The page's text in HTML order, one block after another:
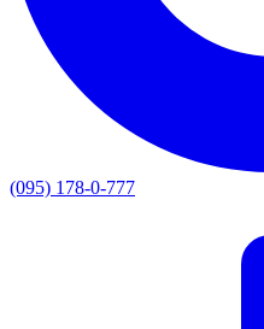
(095) 178-0-777